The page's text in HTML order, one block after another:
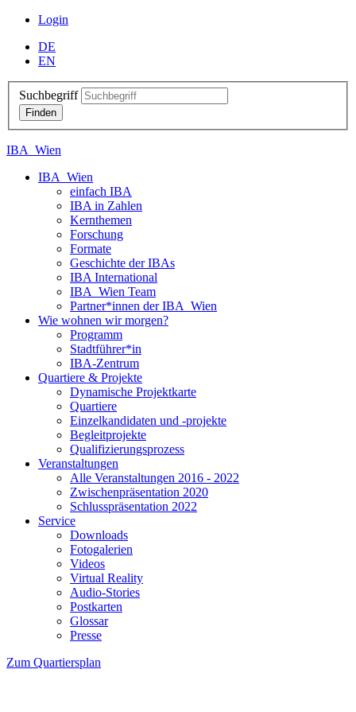
Login
DE
EN
Suchbegriff
IBA_Wien
IBA_Wien
einfach IBA
IBA in Zahlen
Kernthemen
Forschung
Formate
Geschichte der IBAs
IBA International
IBA_Wien Team
Partner*innen der IBA_Wien
Wie wohnen wir morgen?
Programm
Stadtführer*in
IBA-Zentrum
Quartiere & Projekte
Dynamische Projektkarte
Quartiere
Einzelkandidaten und -projekte
Begleitprojekte
Qualifizierungsprozess
Veranstaltungen
Alle Veranstaltungen 2016 - 2022
Zwischenpräsentation 2020
Schlusspräsentation 2022
Service
Downloads
Fotogalerien
Videos
Virtual Reality
Audio-Stories
Postkarten
Glossar
Presse
Zum Quartiersplan